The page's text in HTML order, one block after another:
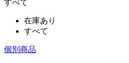
すべて
在庫あり
すべて
個別商品